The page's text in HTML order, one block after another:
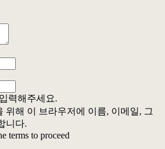
력해주세요.
위해 이 브라우저에 이름, 이메일, 그
니다.
terms to proceed